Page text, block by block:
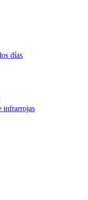
días
infrarrojas